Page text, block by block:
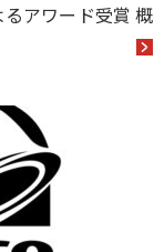
アワード受賞 概